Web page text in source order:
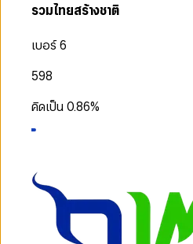
รวมไทยสร้างชาติ
เบอร์ 6
598
คิดเป็น0.86%